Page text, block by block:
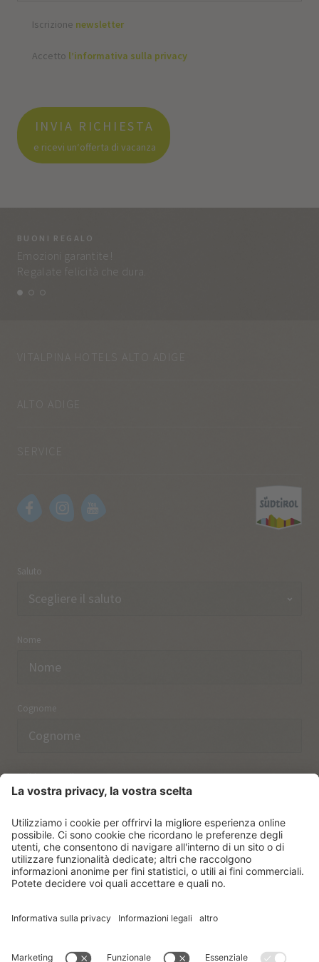
Iscrizione newsletter
Accetto l’informativa sulla privacy
INVIA RICHIESTA
e ricevi un‘offerta di vacanza
BUONI REGALO
Emozioni garantite!
Regalate felicità che dura.
VITALPINA HOTELS ALTO ADIGE
ALTO ADIGE
Saluto
Nome
Cognome
Indirizzo email
Ho preso nota delle norme sulla protezione dei dati.